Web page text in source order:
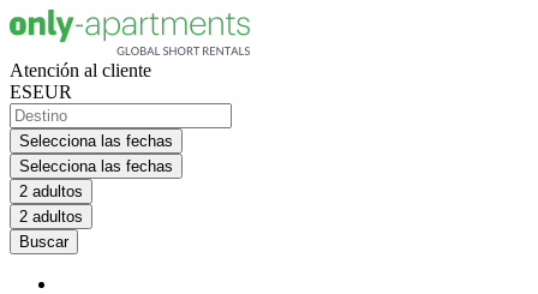
Atención al cliente
ESEUR
Selecciona las fechas
Selecciona las fechas
2 adultos
2 adultos
Buscar